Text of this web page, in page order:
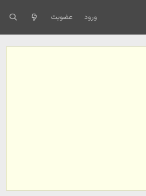
ورود عضویت